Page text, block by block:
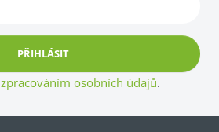
PŘIHLÁSIT
zpracováním osobních údajů.